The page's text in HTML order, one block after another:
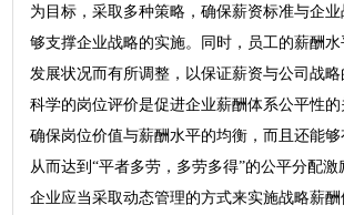
为目标，采取多种策略，确保薪资标准与企
够支撑企业战略的实施。同时，员工的薪酬
发展状况而有所调整，以保证薪资与公司战略
科学的岗位评价是促进企业薪酬体系公平性
确保岗位价值与薪酬水平的均衡，而且还能够
从而达到“平者多劳，多劳多得”的公平分配激
企业应当采取动态管理的方式来实施战略薪